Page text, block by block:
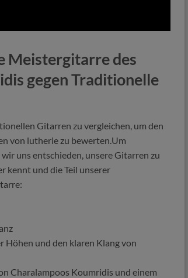
Meistergitarre des
gegen Traditionelle
Gitarren zu vergleichen, um den
von lutherie zu bewerten.Um
uns entschieden, unsere Gitarren zu
kennt und die Teil unserer
Höhen und den klaren Klang von
Charalampoos Koumridis und einem